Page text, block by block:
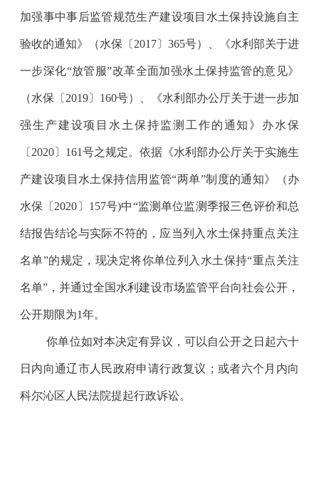
加强事中事后监管规范生产建设项目水土保持设施自主
验收的通知》（水保〔 2017〕365号）、《水利部关于进
一步深化“放管服”改革全面加强水土保持监管的意见》
（水保〔 2019〕 160号）、《水利部办公厅关于进一步加
强生产建设项目水土保持监测工作的通知》办水保
〔 2020〕 161号之规定。依据《水利部办公厅关于实施生
产建设项目水土保持信用监管“两单”制度的通知》（办
水保〔 2020 〕 157号)中“监测单位监测季报三色评价和总
结报告结论与实际不符的，应当列入水土保持重点关注
名单”的规定，现决定将你单位列入水土保持“重点关注
名单”，并通过全国水利建设市场监管平台向社会公开，
公开期限为1年。
你单位如对本决定有异议，可以自公开之日起六十
日内向通辽市人民政府申请行政复议；或者六个月内向
科尔沁区人民法院提起行政诉讼。